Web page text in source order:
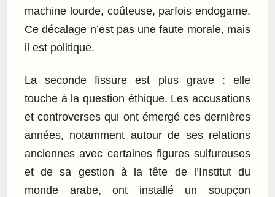
machine lourde, coûteuse, parfois endogame.
Ce décalage n’est pas une faute morale, mais
il est politique.
La seconde fissure est plus grave : elle
touche à la question éthique. Les accusations
et controverses qui ont émergé ces dernières
années, notamment autour de ses relations
anciennes avec certaines figures sulfureuses
et de sa gestion à la tête de l’Institut du
monde arabe, ont installé un soupçon